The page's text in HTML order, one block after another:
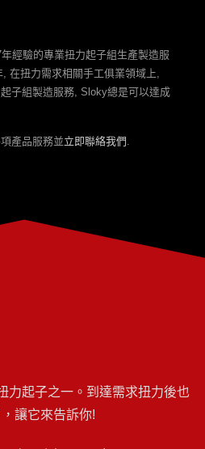
經驗的專業扭力起子組生產製造服
在扭力需求相關手工俱業領域上,
子組製造服務, Sloky總是可以達成
產品服務並立即聯絡我們 .
力起子之一。到達需求扭力後也
讓它來告訴你!